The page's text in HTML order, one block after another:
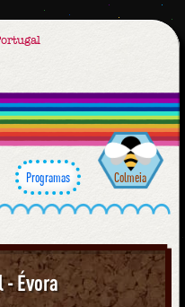
Programas Colmeia
Évora